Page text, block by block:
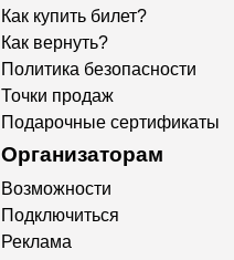
Как купить билет?
Как вернуть?
Политика безопасности
Точки продаж
Подарочные сертификаты
Организаторам
Возможности
Подключиться
Реклама